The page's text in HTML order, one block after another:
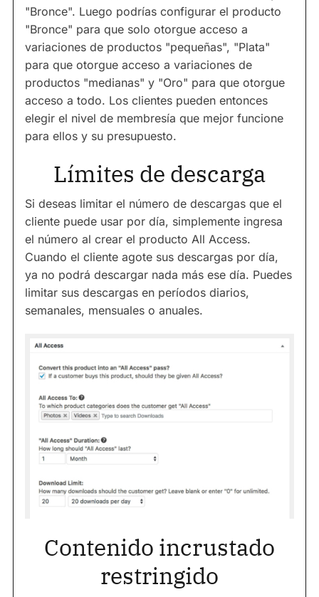
"Bronce". Luego podrías configurar el producto
"Bronce" para que solo otorgue acceso a
variaciones de productos "pequeñas", "Plata"
para que otorgue acceso a variaciones de
productos "medianas" y "Oro" para que otorgue
acceso a todo. Los clientes pueden entonces
elegir el nivel de membresía que mejor funcione
para ellos y su presupuesto.
Límites de descarga
Si deseas limitar el número de descargas que el
cliente puede usar por día, simplemente ingresa
el número al crear el producto All Access.
Cuando el cliente agote sus descargas por día,
ya no podrá descargar nada más ese día. Puedes
limitar sus descargas en períodos diarios,
semanales, mensuales o anuales.
Contenido incrustado
restringido